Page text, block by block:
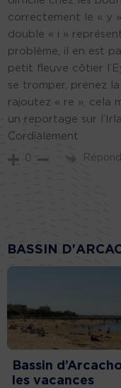
correctement le « y
double « i »
problème, il en est
petit fleuve côtier
se tromper, prenez
rajoutez « re », cela
un reportage sur
Cordialement
0
BASSIN
Bassin
les vacances